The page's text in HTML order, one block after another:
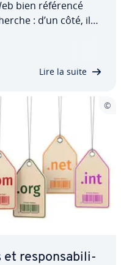
bien référencé
: d’un côté, il
Lire la suite
et res­pon­sa­bi­li­